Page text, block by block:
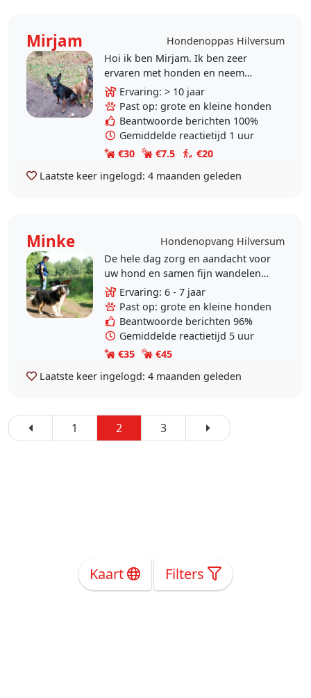
Mirjam
Hondenoppas Hilversum
Hoi ik ben Mirjam. Ik ben zeer
ervaren met honden en neem
graag de tijd om met jouw hond te
.wandelen. Ik heb zelf 2 mechelse
herders. Ik help mensen..
Ervaring: > 10 jaar
Past op: grote en kleine honden
Beantwoorde berichten 100%
Gemiddelde reactietijd 1 uur
€30
€7.5
€20
Laatste keer ingelogd: 4 maanden geleden
Minke
Hondenopvang Hilversum
De hele dag zorg en aandacht voor
uw hond en samen fijn wandelen
en snuffelen op de
Hoorneboegsehei in Hilversum. De
zekerheid dat er een beperkt en..
Ervaring: 6 - 7 jaar
Past op: grote en kleine honden
Beantwoorde berichten 96%
Gemiddelde reactietijd 5 uur
€35
€45
Laatste keer ingelogd: 4 maanden geleden
1 2 3
Kaart Filters